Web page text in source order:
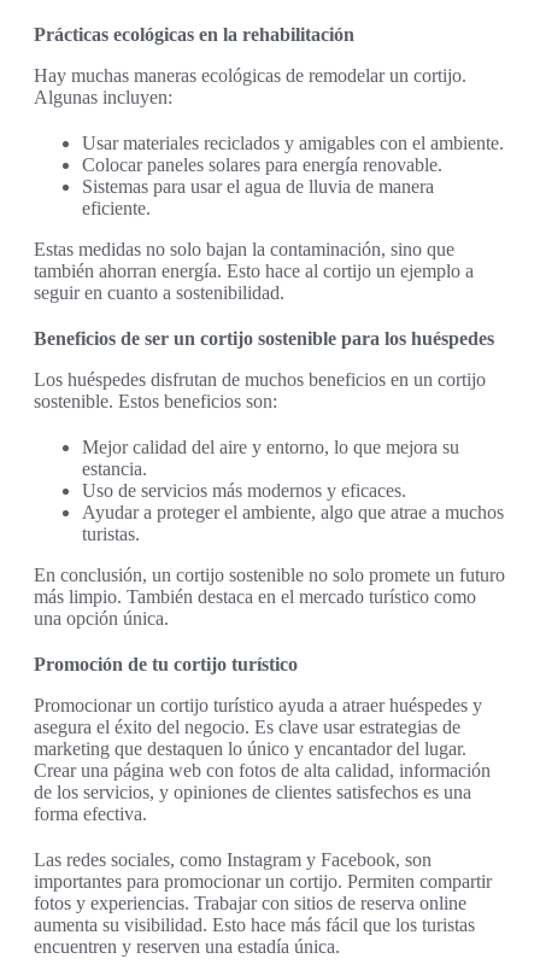
Prácticas ecológicas en la rehabilitación
Hay muchas maneras ecológicas de remodelar un cortijo.
Algunas incluyen:
Usar materiales reciclados y amigables con el ambiente.
Colocar paneles solares para energía renovable.
Sistemas para usar el agua de lluvia de manera
eficiente.
Estas medidas no solo bajan la contaminación, sino que
también ahorran energía. Esto hace al cortijo un ejemplo a
seguir en cuanto a sostenibilidad.
Beneficios de ser un cortijo sostenible para los huéspedes
Los huéspedes disfrutan de muchos beneficios en un cortijo
sostenible. Estos beneficios son:
Mejor calidad del aire y entorno, lo que mejora su
estancia.
Uso de servicios más modernos y eficaces.
Ayudar a proteger el ambiente, algo que atrae a muchos
turistas.
En conclusión, un cortijo sostenible no solo promete un futuro
más limpio. También destaca en el mercado turístico como
una opción única.
Promoción de tu cortijo turístico
Promocionar un cortijo turístico ayuda a atraer huéspedes y
asegura el éxito del negocio. Es clave usar estrategias de
marketing que destaquen lo único y encantador del lugar.
Crear una página web con fotos de alta calidad, información
de los servicios, y opiniones de clientes satisfechos es una
forma efectiva.
Las redes sociales, como Instagram y Facebook, son
importantes para promocionar un cortijo. Permiten compartir
fotos y experiencias. Trabajar con sitios de reserva online
aumenta su visibilidad. Esto hace más fácil que los turistas
encuentren y reserven una estadía única.